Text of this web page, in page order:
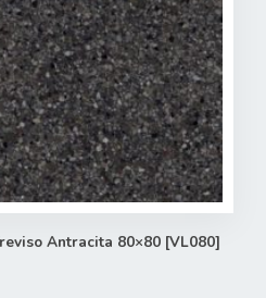
Antracita 80×80 [VL080]